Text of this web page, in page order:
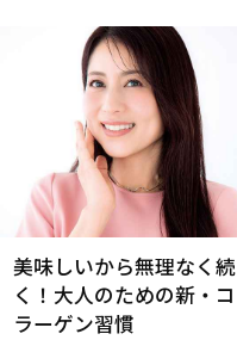
美味しいから無理なく続
く！大人のための新・コ
ラーゲン習慣